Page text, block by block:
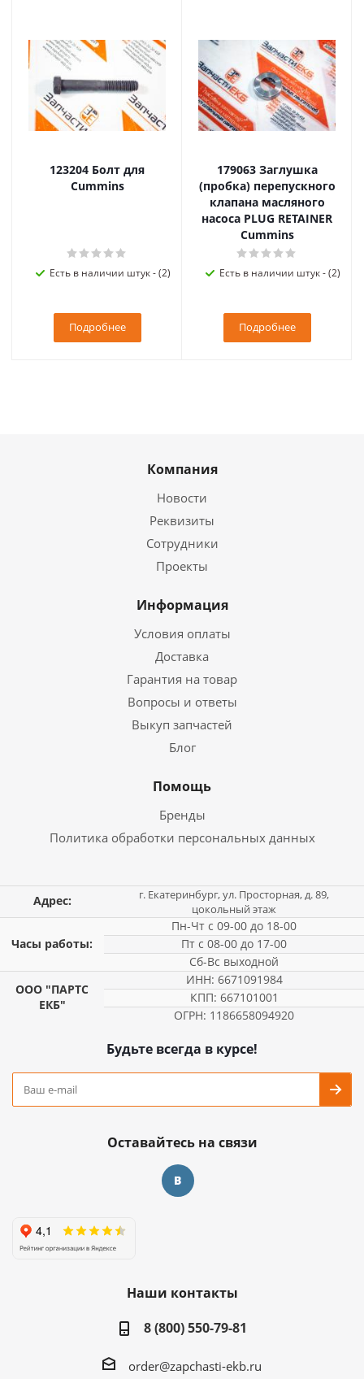
123204 Болт для
Cummins
Есть в наличии штук - (2)
Подробнее
179063 Заглушка
(пробка) перепускного
клапана масляного
насоса PLUG RETAINER
Cummins
Есть в наличии штук - (2)
Подробнее
Компания
Новости
Реквизиты
Сотрудники
Проекты
Информация
Условия оплаты
Доставка
Гарантия на товар
Вопросы и ответы
Выкуп запчастей
Блог
Помощь
Бренды
Политика обработки персональных данных
Адрес:
г. Екатеринбург, ул. Просторная, д. 89,
цокольный этаж
Часы работы:
Пн-Чт с 09-00 до 18-00
Пт с 08-00 до 17-00
Сб-Вс выходной
ООО "ПАРТС
ЕКБ"
ИНН: 6671091984
КПП: 667101001
ОГРН: 1186658094920
Будьте всегда в курсе!
Оставайтесь на связи
Наши контакты
8 (800) 550-79-81
order@zapchasti-ekb.ru